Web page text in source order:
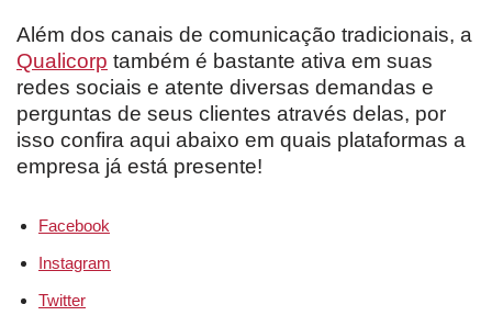
Além dos canais de comunicação tradicionais, a
Qualicorp também é bastante ativa em suas
redes sociais e atente diversas demandas e
perguntas de seus clientes através delas, por
isso confira aqui abaixo em quais plataformas a
empresa já está presente!
Facebook
Instagram
Twitter